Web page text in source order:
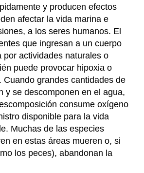
y producen efectos
afectar la vida marina e
a los seres humanos. El
que ingresan a un cuerpo
por actividades naturales o
puede provocar hipoxia o
Cuando grandes cantidades de
y se descomponen en el agua,
consume oxígeno
disponible para la vida
Muchas de las especies
en estas áreas mueren o, si
los peces), abandonan la